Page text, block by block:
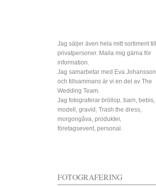
Jag säljer även hela mitt sortiment till
privatpersoner. Maila mig gärna för
information.
Jag samarbetar med Eva Johansson
och tillsammans är vi en del av The
Wedding Team.
Jag fotograferar bröllop, barn, bebis,
modell, gravid, Trash the dress,
morgongåva, produkter,
företagsevent, personal.
FOTOGRAFERING